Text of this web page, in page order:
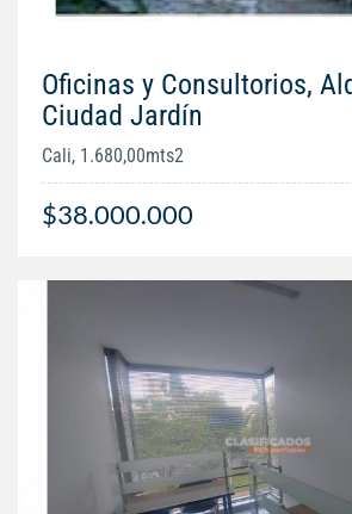
Oficinas y Consultorios,
Ciudad Jardín
Cali, 1.680,00mts2
$38.000.000